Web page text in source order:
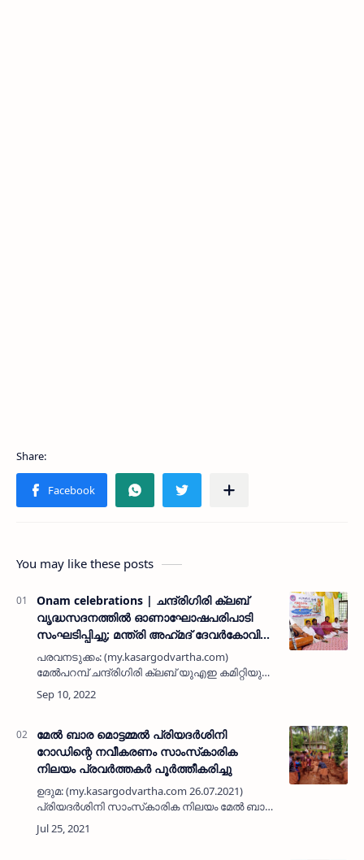
You may like these posts
Onam celebrations | ചന്ദ്രിഗിരി ക്ലബ്
വൃദ്ധസദനത്തിൽ ഓണാഘോഷപരിപാടി
സംഘടിപ്പിച്ചു; മന്ത്രി അഹ്‌മദ്‌ ദേവർകോവിൽ
ഉദ്ഘാടനം ചെയ്തു
പരവനടുക്കം: (my.kasargodvartha.com)
മേൽപറമ്പ് ചന്ദ്രിഗിരി ക്ലബ് യുഎഇ കമിറ്റിയുടെ
സഹകരണത്തോടെ സർകാർ വൃദ്ധ
സദനത്തിലെ താമസക്കാർക്കൊപ്പം
അഹ്‌മദ്‌ ദ…
മേല്‍ ബാര മൊട്ടമ്മല്‍ പ്രിയദര്‍ശിനി
റോഡിന്റെ നവീകരണം സാംസ്‌കാരിക
നിലയം പ്രവര്‍ത്തകര്‍ പൂര്‍ത്തീകരിച്ചു
ഉദുമ: (my.kasargodvartha.com 26.07.2021)
പ്രിയദര്‍ശിനി സാംസ്‌കാരിക നിലയം മേല്‍ ബാര
പ്രവര്‍ത്തകര്‍ പുതിയതായി നിര്‍മിച്ച മേല്‍ ബാര
മൊട്ടമ്മല്‍ പ്രിയദര്‍ശിനി റോഡിന്റെ നവീകരണം